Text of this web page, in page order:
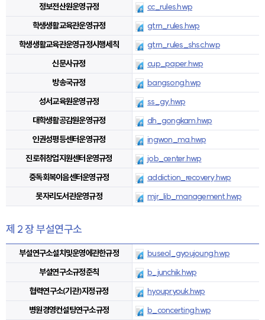
정보전산원운영규정
cc_rules.hwp
학생생활교육관운영규정
gtrn_rules.hwp
학생생활교육관운영규정시행세칙
gtrn_rules_shsc.hwp
신문사규정
cup_paper.hwp
방송국규정
bangsong.hwp
성서교육원운영규정
ss_gy.hwp
대학생활공감원운영규정
dh_gongkam.hwp
인권성평등센터운영규정
ingwon_ma.hwp
진로취창업지원센터운영규정
job_center.hwp
중독회복이음센터운영규정
addiction_recovery.hwp
못자리도서관운영규정
mjr_lib_management.hwp
제 2 장 부설연구소
부설연구소설치및운영에관한규정
buseol_gyoujoung.hwp
부설연구소규정준칙
b_junchik.hwp
협력연구소(기관)지정규정
hyoupryouk.hwp
병원경영컨설팅연구소규정
b_concerting.hwp